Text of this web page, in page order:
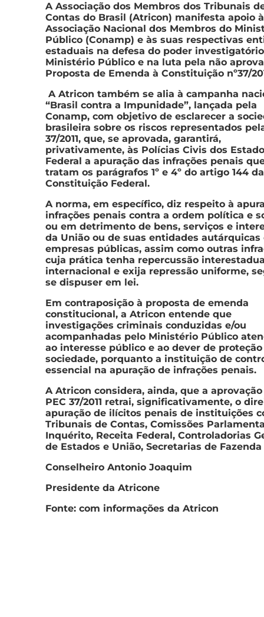
A Associação dos Membros dos Tribunais
Contas do Brasil (Atricon) manifesta apoio
Associação Nacional dos Membros do
Público (Conamp) e às suas respectivas
estaduais na defesa do poder
Ministério Público e na luta pela não
Proposta de Emenda à Constituição nº37/
A Atricon também se alia à campanha
“Brasil contra a Impunidade”, lançada pela
Conamp, com objetivo de esclarecer a
brasileira sobre os riscos representados
37/2011, que, se aprovada, garantirá,
privativamente, às Polícias Civis dos
Federal a apuração das infrações penais
tratam os parágrafos 1º e 4º do artigo 144 da
Constituição Federal.
A norma, em específico, diz respeito à
infrações penais contra a ordem política e
ou em detrimento de bens, serviços e
da União ou de suas entidades autárquicas
empresas públicas, assim como outras
cuja prática tenha repercussão
internacional e exija repressão uniforme,
se dispuser em lei.
Em contraposição à proposta de emenda
constitucional, a Atricon entende que
investigações criminais conduzidas e/ou
acompanhadas pelo Ministério Público
ao interesse público e ao dever de
sociedade, porquanto a instituição de
essencial na apuração de infrações penais.
A Atricon considera, ainda, que a
PEC 37/2011 retrai, significativamente, o
apuração de ilícitos penais de instituições
Tribunais de Contas, Comissões
Inquérito, Receita Federal, Controladorias
de Estados e União, Secretarias de Fazenda
Conselheiro Antonio Joaquim
Presidente da Atricone
Fonte: com informações da Atricon